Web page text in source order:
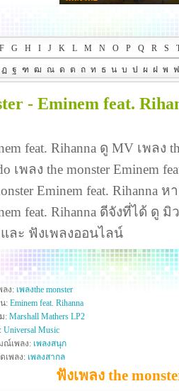
F G H I J K L M N O P Q R S
ฏ ฐ ฑ ฒ ณ ด ต ถ ท ธ น บ ป ผ ฝ พ ฟ
- Eminem feat.
feat. Rihanna ดู MV เพลง
เพลง the monster Eminem
Eminem feat. Rihanna
feat. Rihanna ดีจังที่ได้ ดู
และ ฟังเพลงออนไลน์
ลง: เพลงthe monster
: Eminem feat. Rihanna
: Marshall Mathers LP2
Universal Music
ณ์เพลง: เพลงสนุก
เพลง: เพลงสากล
ฟังเพลง the